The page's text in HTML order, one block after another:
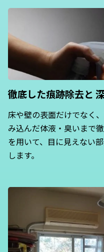
徹底した痕跡除去と
床や壁の表面だけでなく
み込んだ体液・臭いまで
を用いて、目に見えない
します。